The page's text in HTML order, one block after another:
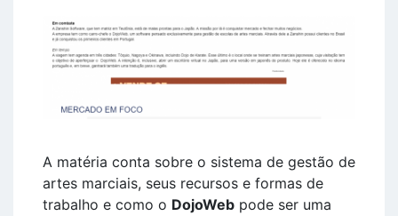
A matéria conta sobre o sistema de gestão de
artes marciais, seus recursos e formas de
trabalho e como o DojoWeb pode ser uma